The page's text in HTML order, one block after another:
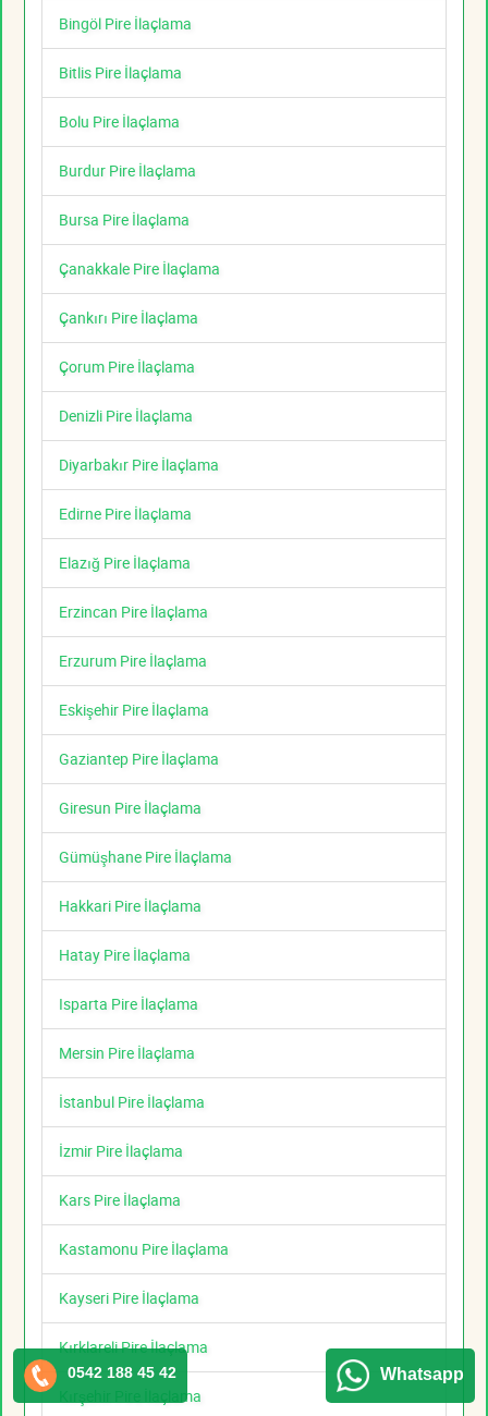
Bingöl Pire İlaçlama
Bitlis Pire İlaçlama
Bolu Pire İlaçlama
Burdur Pire İlaçlama
Bursa Pire İlaçlama
Çanakkale Pire İlaçlama
Çankırı Pire İlaçlama
Çorum Pire İlaçlama
Denizli Pire İlaçlama
Diyarbakır Pire İlaçlama
Edirne Pire İlaçlama
Elazığ Pire İlaçlama
Erzincan Pire İlaçlama
Erzurum Pire İlaçlama
Eskişehir Pire İlaçlama
Gaziantep Pire İlaçlama
Giresun Pire İlaçlama
Gümüşhane Pire İlaçlama
Hakkari Pire İlaçlama
Hatay Pire İlaçlama
Isparta Pire İlaçlama
Mersin Pire İlaçlama
İstanbul Pire İlaçlama
İzmir Pire İlaçlama
Kars Pire İlaçlama
Kastamonu Pire İlaçlama
Kayseri Pire İlaçlama
Kırklareli Pire İlaçlama
Kırşehir Pire İlaçlama
0542 188 45 42 Whatsapp